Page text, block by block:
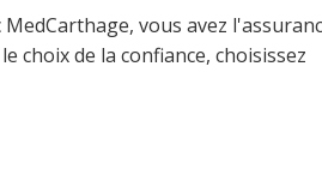
vous avez
choix de la confiance, choisissez